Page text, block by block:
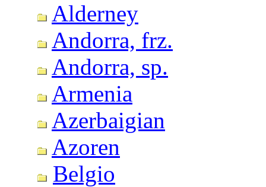
Alderney
Andorra, frz.
Andorra, sp.
Armenia
Azerbaigian
Azoren
Belgio